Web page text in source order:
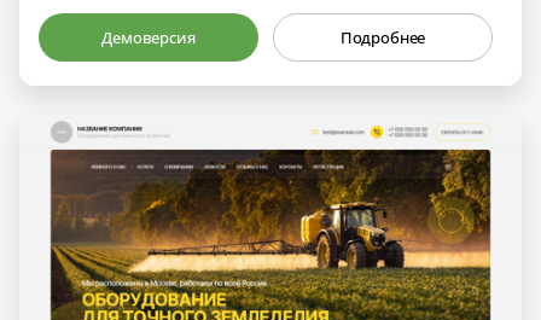
Демоверсия Подробнее